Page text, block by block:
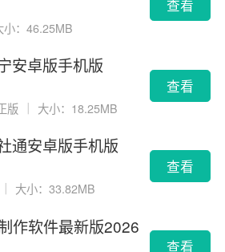
小：46.25MB
查看
安卓版手机版
版 大小：18.25MB
查看
通安卓版手机版
大小：33.82MB
查看
作软件最新版2026
查看